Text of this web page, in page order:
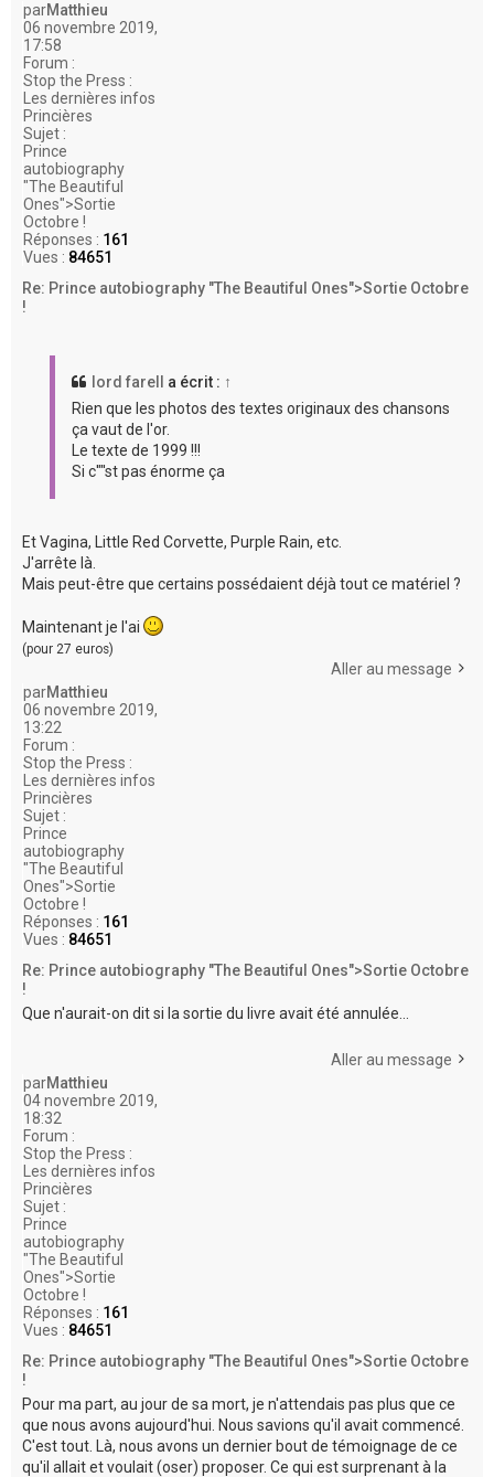
parMatthieu
06 novembre 2019,
17:58
Forum :
Stop the Press :
Les dernières infos
Princières
Sujet :
Prince
autobiography
"The Beautiful
Ones">Sortie
Octobre !
Réponses : 161
Vues : 84651
Re: Prince autobiography "The Beautiful Ones">Sortie Octobre
!
lord farell a écrit : ↑
Rien que les photos des textes originaux des chansons
ça vaut de l'or.
Le texte de 1999 !!!
Si c'"'st pas énorme ça
Et Vagina, Little Red Corvette, Purple Rain, etc.
J'arrête là.
Mais peut-être que certains possédaient déjà tout ce matériel ?
Maintenant je l'ai
(pour 27 euros)
Aller au message
parMatthieu
06 novembre 2019,
13:22
Forum :
Stop the Press :
Les dernières infos
Princières
Sujet :
Prince
autobiography
"The Beautiful
Ones">Sortie
Octobre !
Réponses : 161
Vues : 84651
Re: Prince autobiography "The Beautiful Ones">Sortie Octobre
!
Que n'aurait-on dit si la sortie du livre avait été annulée...
Aller au message
parMatthieu
04 novembre 2019,
18:32
Forum :
Stop the Press :
Les dernières infos
Princières
Sujet :
Prince
autobiography
"The Beautiful
Ones">Sortie
Octobre !
Réponses : 161
Vues : 84651
Re: Prince autobiography "The Beautiful Ones">Sortie Octobre
!
Pour ma part, au jour de sa mort, je n'attendais pas plus que ce
que nous avons aujourd'hui. Nous savions qu'il avait commencé.
C'est tout. Là, nous avons un dernier bout de témoignage de ce
qu'il allait et voulait (oser) proposer. Ce qui est surprenant à la